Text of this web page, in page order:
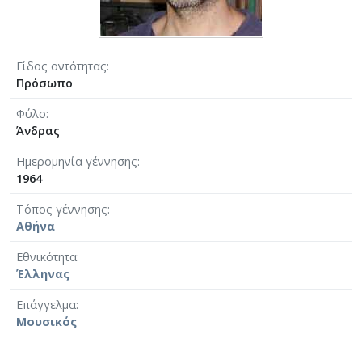
Είδος οντότητας
Πρόσωπο
Φύλο
Άνδρας
Ημερομηνία γέννησης
1964
Τόπος γέννησης
Αθήνα
Εθνικότητα
Έλληνας
Επάγγελμα
Μουσικός